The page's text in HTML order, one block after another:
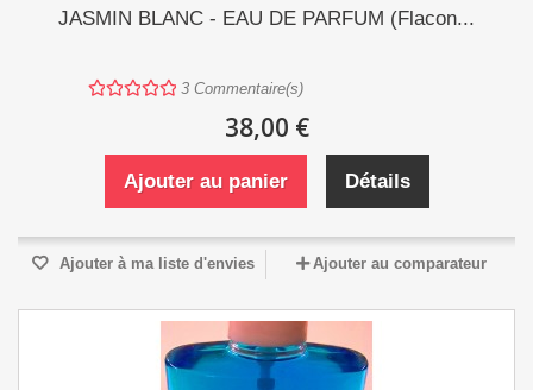
JASMIN BLANC - EAU DE PARFUM (Flacon...
3 Commentaire(s)
38,00 €
Ajouter au panier Détails
Ajouter à ma liste d'envies Ajouter au comparateur